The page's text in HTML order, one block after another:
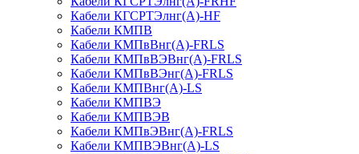
Кабели КГСРТЭлнг(А)-HF
Кабели КМПВ
Кабели КМПвВнг(А)-FRLS
Кабели КМПвВЭВнг(А)-FRLS
Кабели КМПвВЭнг(А)-FRLS
Кабели КМПВнг(А)-LS
Кабели КМПВЭ
Кабели КМПВЭВ
Кабели КМПвЭВнг(А)-FRLS
Кабели КМПВЭВнг(А)-LS